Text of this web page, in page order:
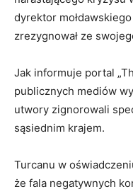
dyrektor
zrezygnował ze
Jak informuje portal
publicznych mediów
utwory zignorowali
sąsiednim krajem.
Turcanu w
że fala negatywnych